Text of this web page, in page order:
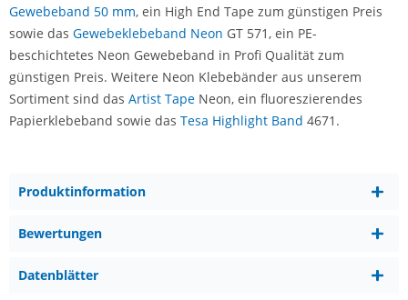
Gewebeband 50 mm, ein High End Tape zum günstigen Preis
sowie das Gewebeklebeband Neon GT 571, ein PE-
beschichtetes Neon Gewebeband in Profi Qualität zum
günstigen Preis. Weitere Neon Klebebänder aus unserem
Sortiment sind das Artist Tape Neon, ein fluoreszierendes
Papierklebeband sowie das Tesa Highlight Band 4671.
Produktinformation
Bewertungen
Datenblätter